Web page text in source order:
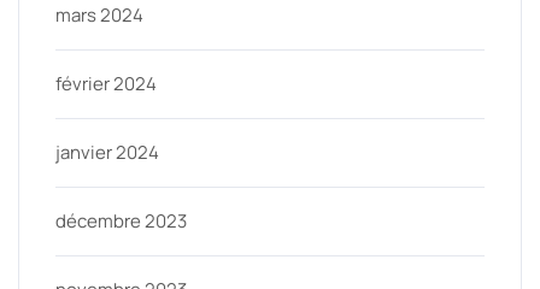
mars 2024
février 2024
janvier 2024
décembre 2023